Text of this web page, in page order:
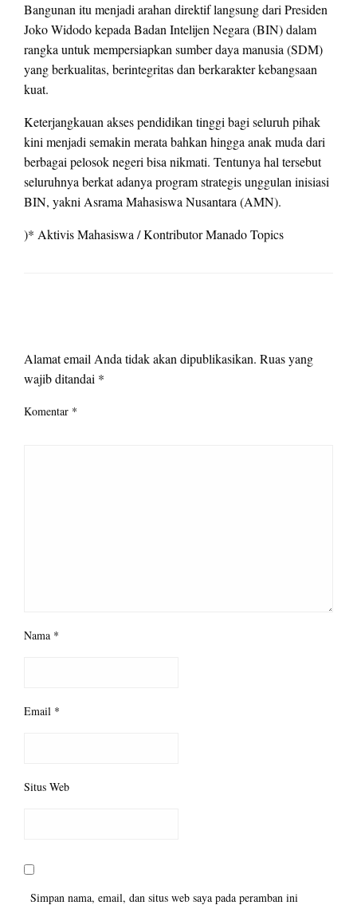
Bangunan itu menjadi arahan direktif langsung dari Presiden
Joko Widodo kepada Badan Intelijen Negara (BIN) dalam
rangka untuk mempersiapkan sumber daya manusia (SDM)
yang berkualitas, berintegritas dan berkarakter kebangsaan
kuat.
Keterjangkauan akses pendidikan tinggi bagi seluruh pihak
kini menjadi semakin merata bahkan hingga anak muda dari
berbagai pelosok negeri bisa nikmati. Tentunya hal tersebut
seluruhnya berkat adanya program strategis unggulan inisiasi
BIN, yakni Asrama Mahasiswa Nusantara (AMN).
)* Aktivis Mahasiswa / Kontributor Manado Topics
Alamat email Anda tidak akan dipublikasikan. Ruas yang
wajib ditandai *
Komentar *
Nama *
Email *
Situs Web
Simpan nama, email, dan situs web saya pada peramban ini